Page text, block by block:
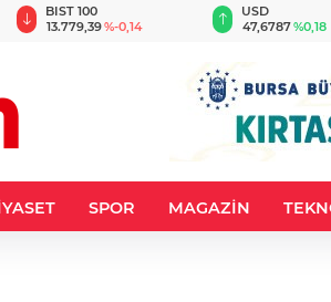
BIST 100
13.779,39%-0,14
USD
47,6787%0,18
SPOR MAGAZİN